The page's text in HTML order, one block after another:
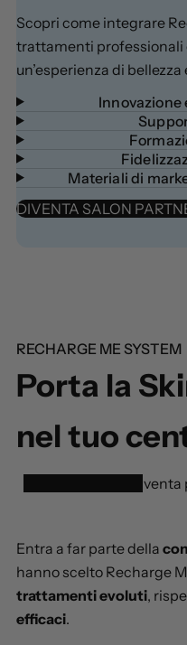
Scopri come integrare
trattamenti professionali
un’esperienza di
Materiali di
DIVENTA SALON
RECHARGE ME SYSTEM
Porta la
nel tuo
Compila il form,
Entra a far parte della
hanno scelto Recharge
trattamenti evoluti,
efficaci.